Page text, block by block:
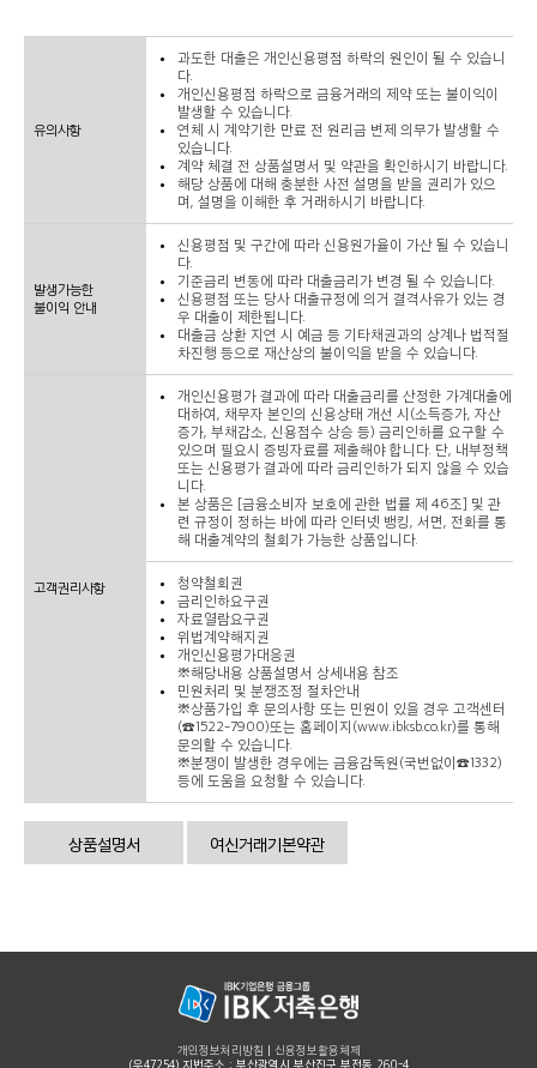
유의사항
과도한 대출은 개인신용평점 하락의 원인이 될 수 있습니
다.
개인신용평점 하락으로 금융거래의 제약 또는 불이익이
발생할 수 있습니다.
연체 시 계약기한 만료 전 원리금 변제 의무가 발생할 수
있습니다.
계약 체결 전 상품설명서 및 약관을 확인하시기 바랍니다.
해당 상품에 대해 충분한 사전 설명을 받을 권리가 있으
며, 설명을 이해한 후 거래하시기 바랍니다.
발생가능한
불이익 안내
신용평점 및 구간에 따라 신용원가율이 가산 될 수 있습니
다.
기준금리 변동에 따라 대출금리가 변경 될 수 있습니다.
신용평점 또는 당사 대출규정에 의거 결격사유가 있는 경
우 대출이 제한됩니다.
대출금 상환 지연 시 예금 등 기타채권과의 상계나 법적절
차진행 등으로 재산상의 불이익을 받을 수 있습니다.
고객권리사항
개인신용평가 결과에 따라 대출금리를 산정한 가계대출에
대하여, 채무자 본인의 신용상태 개선 시(소득증가, 자산
증가, 부채감소, 신용점수 상승 등) 금리인하를 요구할 수
있으며 필요시 증빙자료를 제출해야 합니다. 단, 내부정책
또는 신용평가 결과에 따라 금리인하가 되지 않을 수 있습
니다.
본 상품은 [금융소비자 보호에 관한 법률 제 46조] 및 관
련 규정이 정하는 바에 따라 인터넷 뱅킹, 서면, 전화를 통
해 대출계약의 철회가 가능한 상품입니다.
청약철회권
금리인하요구권
자료열람요구권
위법계약해지권
개인신용평가대응권
※해당내용 상품설명서 상세내용 참조
민원처리 및 분쟁조정 절차안내
※상품가입 후 문의사항 또는 민원이 있을 경우 고객센터
(☎1522-7900)또는 홈페이지(www.ibksb.co.kr)를 통해
문의할 수 있습니다.
※분쟁이 발생한 경우에는 금융감독원(국번없이☎1332)
등에 도움을 요청할 수 있습니다.
상품설명서 여신거래기본약관
개인정보처리방침 | 신용정보활용체제
(우47254) 지번주소 : 부산광역시 부산진구 부전동 260-4